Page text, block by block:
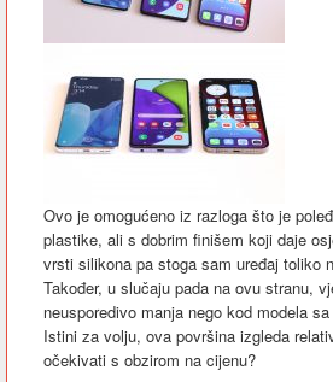
Ovo je omogućeno iz razloga što je
plastike, ali s dobrim finišem koji daje
vrsti silikona pa stoga sam uređaj toliko
Također, u slučaju pada na ovu stranu,
neusporedivo manja nego kod modela
Istini za volju, ova površina izgleda
očekivati s obzirom na cijenu?